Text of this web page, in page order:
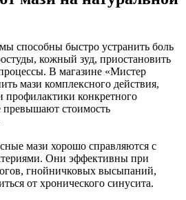
способны быстро устранить боль
кожный зуд, приостановить
В магазине «Мистер
мази комплексного действия,
профилактики конкретного
превышают стоимость
мази хорошо справляются с
Они эффективны при
гнойничковых высыпаний,
от хронического синусита.